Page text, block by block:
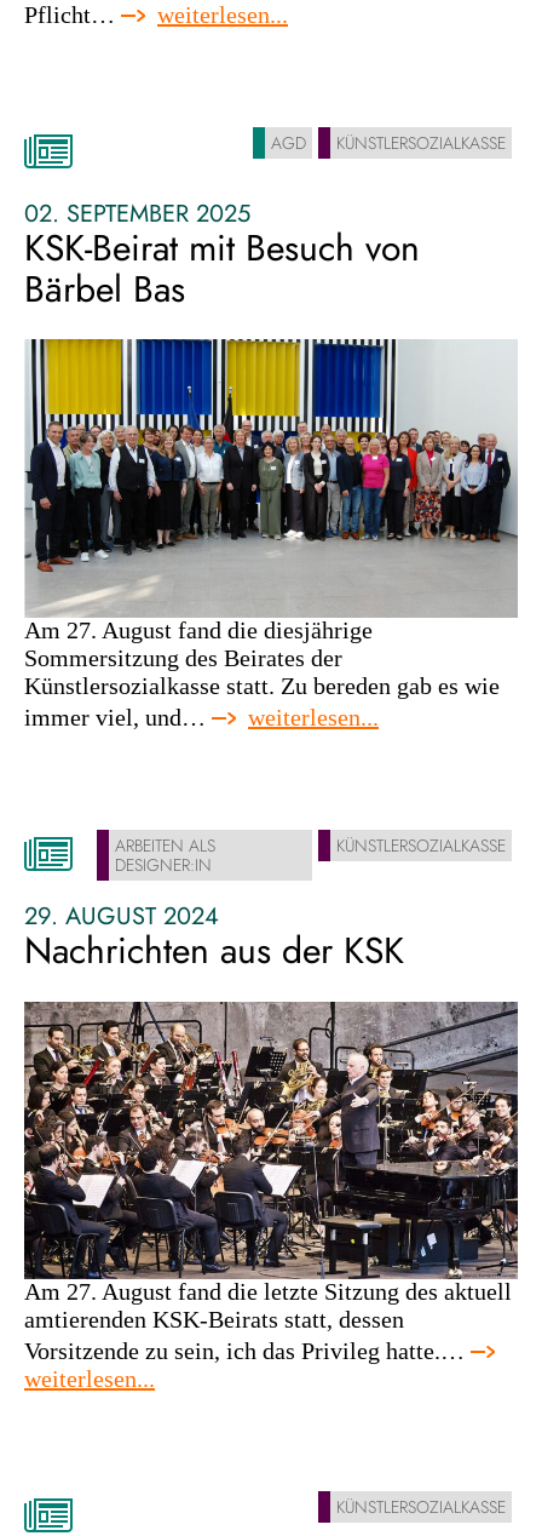
Pflicht…
weiterlesen...
klarheit
–
preis
02. SEPTEMBER 2025
KSK-Beirat mit Besuch von
Bärbel Bas
AGD KÜNSTLERSOZIALKASSE
Am 27. August fand die diesjährige
Sommersitzung des Beirates der
Künstlersozialkasse statt. Zu bereden gab es wie
immer viel, und…
weiterlesen...
besuch
von
29. AUGUST 2024
Nachrichten aus der KSK
ARBEITEN ALS
DESIGNER:IN
KÜNSTLERSOZIALKASSE
Am 27. August fand die letzte Sitzung des aktuell
amtierenden KSK-Beirats statt, dessen
Vorsitzende zu sein, ich das Privileg hatte.…
weiterlesen...
KÜNSTLERSOZIALKASSE